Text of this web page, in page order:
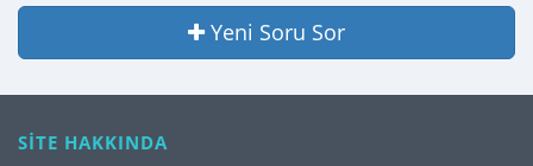
Yeni Soru Sor
SİTE HAKKINDA